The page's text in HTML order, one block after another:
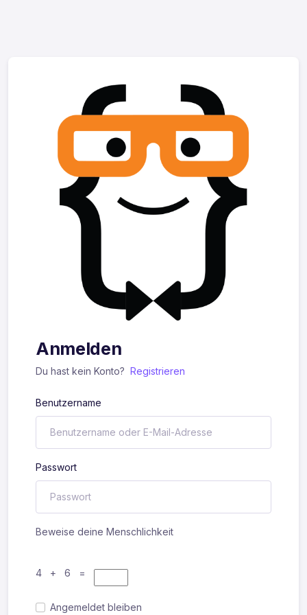
Anmelden
Du hast kein Konto? Registrieren
Benutzername
Passwort
Beweise deine Menschlichkeit
4 + 6 =
Angemeldet bleiben